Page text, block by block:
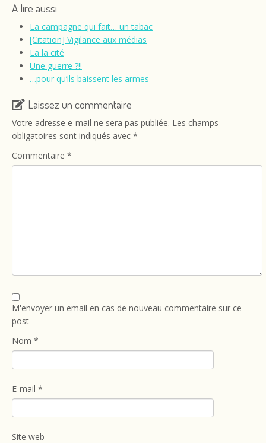
A lire aussi
La campagne qui fait… un tabac
[Citation] Vigilance aux médias
La laïcité
Une guerre ?!!
…pour qu’ils baissent les armes
Laissez un commentaire
Votre adresse e-mail ne sera pas publiée. Les champs
obligatoires sont indiqués avec *
Commentaire *
M'envoyer un email en cas de nouveau commentaire sur ce
post
Nom *
E-mail *
Site web